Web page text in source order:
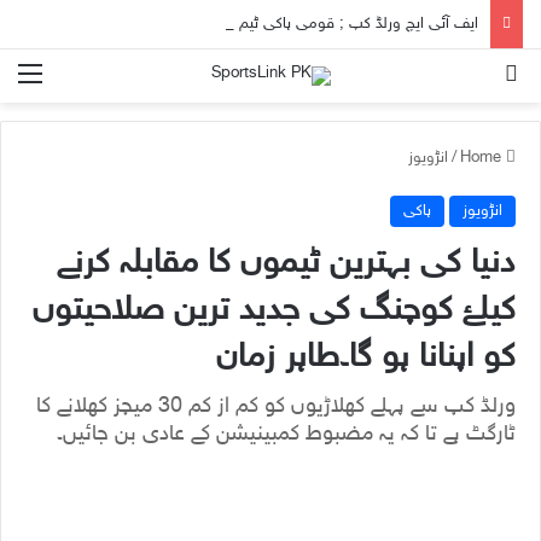
ایف آئی ایچ ورلڈ کپ ; قومی ہاکی ٹیم نیدرلینڈز پہنچ گئی
/ انڑویوز
انڑویوز ہاکی
دنیا کی بہترین ٹیموں کا مقابلہ کرنے
کیلۓ کوچنگ کی جدید ترین صلاحیتوں
کو اپنانا ہو گا۔طاہر زمان
ورلڈ کپ سے پہلے کھلاڑیوں کو کم از کم 30 میچز کھلانے کا
ٹارگٹ ہے تا کہ یہ مضبوط کمبینیشن کے عادی بن جائیں۔